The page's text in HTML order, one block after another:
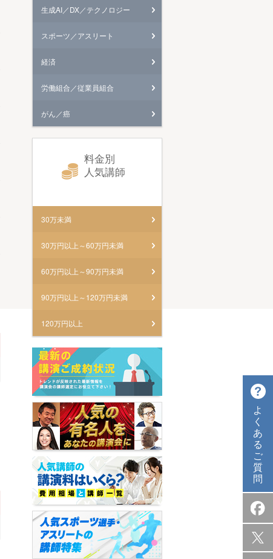
生成AI／DX／テクノロジー
スポーツ／アスリート
経済
労働組合／従業員組合
がん／癌
料金別
人気講師
30万未満
30万円以上～60万円未満
60万円以上～90万円未満
90万円以上～120万円未満
120万円以上
よ
く
あ
る
ご
質
問